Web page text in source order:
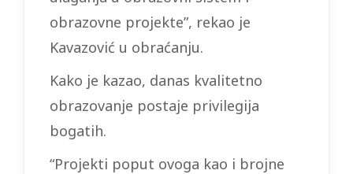
obrazovne projekte”, rekao je
Kavazović u obraćanju.
Kako je kazao, danas kvalitetno
obrazovanje postaje privilegija
bogatih.
“Projekti poput ovoga kao i brojne